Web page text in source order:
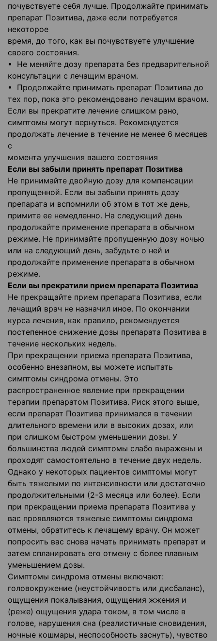
почувствуете себя лучше. Продолжайте принимать
препарат Позитива, даже если потребуется
некоторое
время, до того, как вы почувствуете улучшение
своего состояния.
• Не меняйте дозу препарата без предварительной
консультации с лечащим врачом.
• Продолжайте принимать препарат Позитива до
тех пор, пока это рекомендовано лечащим врачом.
Если вы прекратите лечение слишком рано,
симптомы могут вернуться. Рекомендуется
продолжать лечение в течение не менее 6 месяцев
с
момента улучшения вашего состояния
Если вы забыли принять препарат Позитива
Не принимайте двойную дозу для компенсации
пропущенной. Если вы забыли принять дозу
препарата и вспомнили об этом в тот же день,
примите ее немедленно. На следующий день
продолжайте применение препарата в обычном
режиме. Не принимайте пропущенную дозу ночью
или на следующий день, забудьте о ней и
продолжайте применение препарата в обычном
режиме.
Если вы прекратили прием препарата Позитива
Не прекращайте прием препарата Позитива, если
лечащий врач не назначил иное. По окончании
курса лечения, как правило, рекомендуется
постепенное снижение дозы препарата Позитива в
течение нескольких недель.
При прекращении приема препарата Позитива,
особенно внезапном, вы можете испытать
симптомы синдрома отмены. Это
распространенное явление при прекращении
терапии препаратом Позитива. Риск этого выше,
если препарат Позитива принимался в течении
длительного времени или в высоких дозах, или
при слишком быстром уменьшении дозы. У
большинства людей симптомы слабо выражены и
проходят самостоятельно в течение двух недель.
Однако у некоторых пациентов симптомы могут
быть тяжелыми по интенсивности или достаточно
продолжительными (2-3 месяца или более). Если
при прекращении приема препарата Позитива у
вас проявляются тяжелые симптомы синдрома
отмены, обратитесь к лечащему врачу. Он может
попросить вас снова начать принимать препарат и
затем спланировать его отмену с более плавным
уменьшением дозы.
Симптомы синдрома отмены включают:
головокружение (неустойчивость или дисбаланс),
ощущения покалывания, ощущения жжения и
(реже) ощущения удара током, в том числе в
голове, нарушения сна (реалистичные сновидения,
ночные кошмары, неспособность заснуть), чувство